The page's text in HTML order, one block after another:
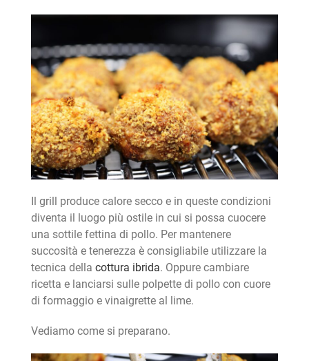
Il grill produce calore secco e in queste condizioni
diventa il luogo più ostile in cui si possa cuocere
una sottile fettina di pollo. Per mantenere
succosità e tenerezza è consigliabile utilizzare la
tecnica della cottura ibrida. Oppure cambiare
ricetta e lanciarsi sulle polpette di pollo con cuore
di formaggio e vinaigrette al lime.
Vediamo come si preparano.